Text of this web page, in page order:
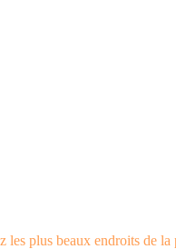
les plus beaux endroits de